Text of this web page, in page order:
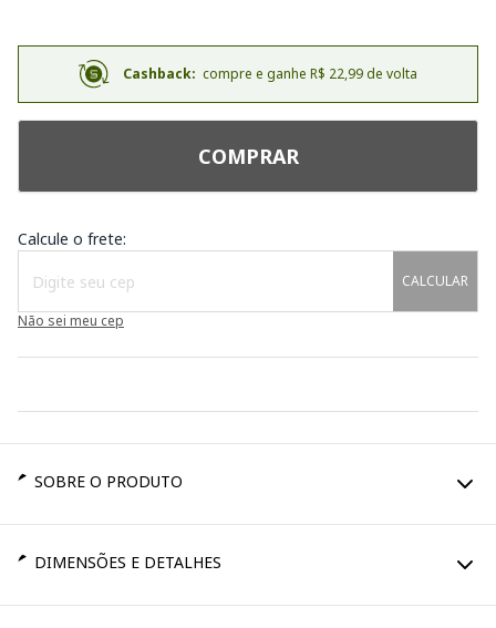
Cashback: compre e ganhe R$ 22,99 de volta
COMPRAR
Calcule o frete:
CALCULAR
Não sei meu cep
SOBRE O PRODUTO
DIMENSÕES E DETALHES